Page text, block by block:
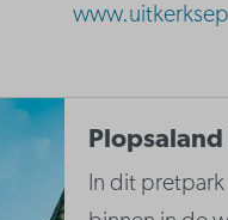
Plopsaland
In dit pretpark